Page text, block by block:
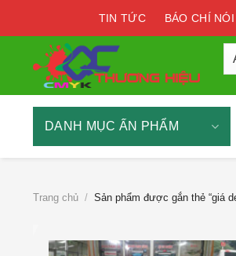
TIN TỨC BÁO CHÍ
DANH MỤC ẤN PHẨM
Trang chủ / Sản phẩm được gắn thẻ “giá